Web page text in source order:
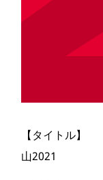
【タイトル
山2021